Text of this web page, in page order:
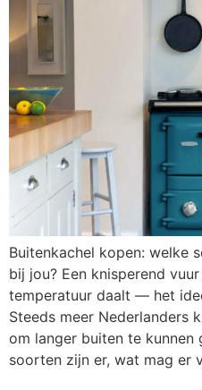
Buitenkachel kopen: welke
bij jou? Een knisperend
temperatuur daalt — het
Steeds meer Nederlanders
om langer buiten te kunnen
soorten zijn er, wat mag er